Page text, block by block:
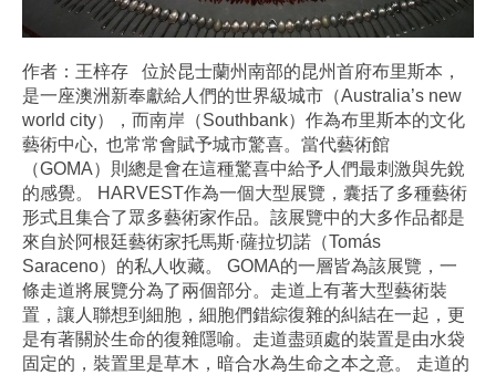
作者：王梓存 位於昆士蘭州南部的昆州首府布里斯本，
是一座澳洲新奉獻給人們的世界級城市（Australia’s new
world city），而南岸（Southbank）作為布里斯本的文化
藝術中心, 也常常會賦予城市驚喜。當代藝術館
（GOMA）則總是會在這種驚喜中給予人們最刺激與先銳
的感覺。 HARVEST作為一個大型展覽，囊括了多種藝術
形式且集合了眾多藝術家作品。該展覽中的大多作品都是
來自於阿根廷藝術家托馬斯·薩拉切諾（Tomás
Saraceno）的私人收藏。 GOMA的一層皆為該展覽，一
條走道將展覽分為了兩個部分。走道上有著大型藝術裝
置，讓人聯想到細胞，細胞們錯綜復雜的糾結在一起，更
是有著關於生命的復雜隱喻。走道盡頭處的裝置是由水袋
固定的，裝置里是草木，暗合水為生命之本之意。 走道的